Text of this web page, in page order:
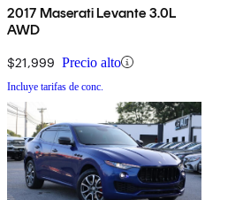
2017 Maserati Levante 3.0L
AWD
$21,999 Precio alto
Incluye tarifas de conc.